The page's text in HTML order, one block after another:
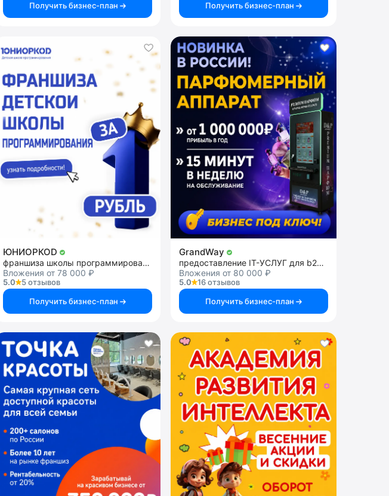
Получить бизнес-план
Получить бизнес-план
ЮНИОРКОD
франшиза школы программирования
Вложения от 78 000 ₽
5.0
5 отзывов
Получить бизнес-план
GrandWay
предоставление IT-УСЛУГ для b2c и b2b
Вложения от 80 000 ₽
5.0
16 отзывов
Получить бизнес-план